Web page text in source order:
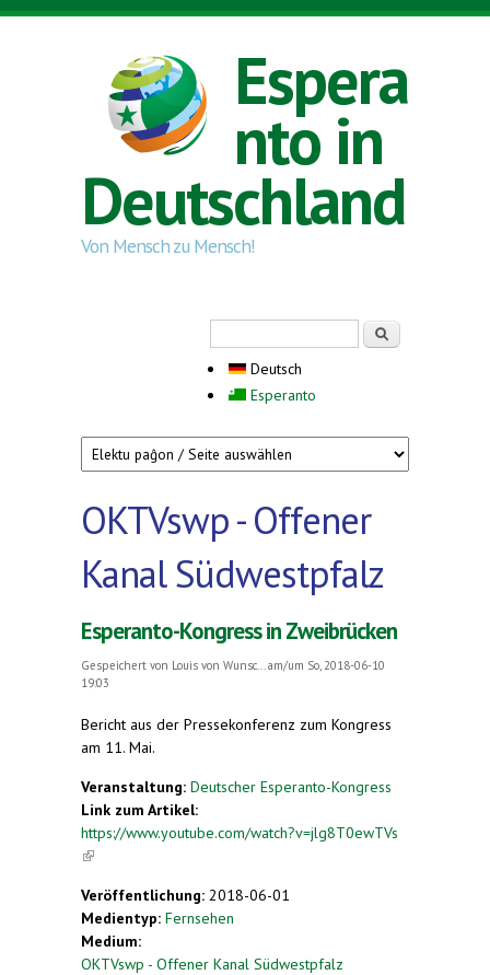
Direkt zum Inhalt
Espera
nto in
Deutschland
Von Mensch zu Mensch!
Deutsch
Esperanto
OKTVswp - Offener
Kanal Südwestpfalz
Esperanto-Kongress in Zweibrücken
Gespeichert von Louis von Wunsc...
am/um So, 2018-06-10
19:03
Bericht aus der Pressekonferenz zum Kongress
am 11. Mai.
Veranstaltung: Deutscher Esperanto-Kongress
Link zum Artikel:
https://www.youtube.com/watch?v=jlg8T0ewTVs
(link is external)
Veröffentlichung: 2018-06-01
Medientyp: Fernsehen
Medium:
OKTVswp - Offener Kanal Südwestpfalz